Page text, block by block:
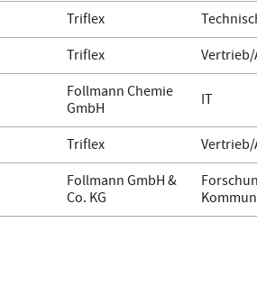
Triflex
Triflex
Follmann Chemie
GmbH
IT
Triflex
Follmann GmbH &
Co. KG